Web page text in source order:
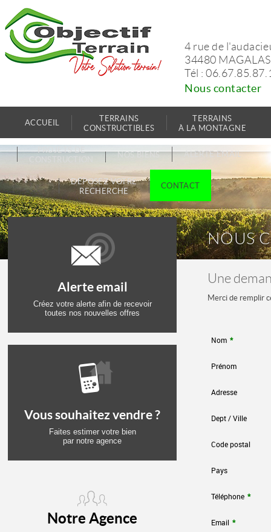
4 rue de
34480 MAGALAS
Tél :
Nous contacter
ACCUEIL
TERRAINS
CONSTRUCTIBLES
TERRAINS
À LA MONTAGNE
PROJETS DE
NOS BIENS ALERTE EMAIL
DÉPOSEZ VOTRE
RECHERCHE
CONTACT
Alerte email
Créez votre alerte afin de recevoir
toutes nos nouvelles offres
Vous souhaitez vendre ?
Faites estimer votre bien
par notre agence
Notre Agence
NOUS
Une
Merci de remplir
Nom *
Prénom
Adresse
Dept / Ville
Code postal
Pays
Téléphone *
Email *